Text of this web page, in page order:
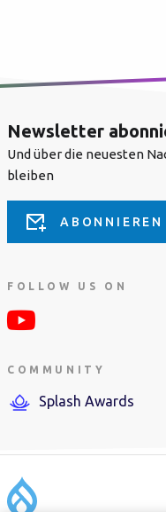
Newsletter
Und über die neuesten
bleiben
ABONNIEREN
FOLLOW US ON
COMMUNITY
Splash Awards